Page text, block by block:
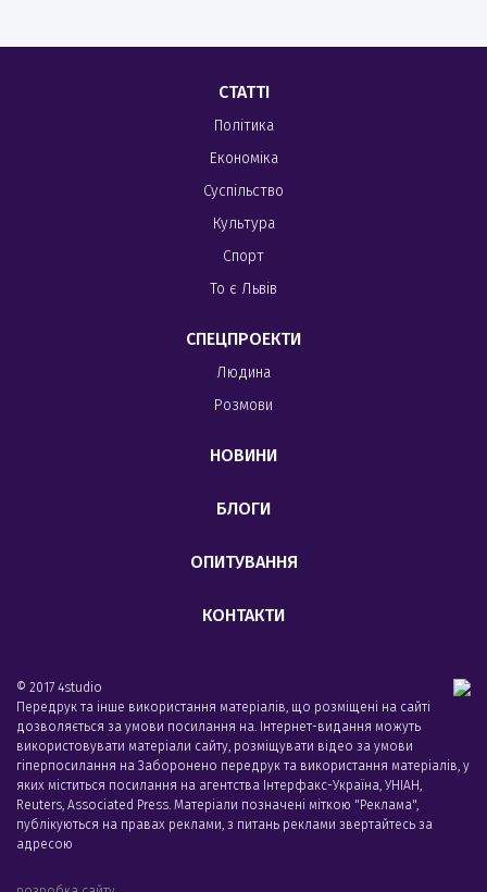
СТАТТІ
Політика
Економіка
Суспільство
Культура
Спорт
То є Львів
СПЕЦПРОЕКТИ
Людина
Розмови
НОВИНИ
БЛОГИ
ОПИТУВАННЯ
КОНТАКТИ
© 2017 4studio
Передрук та інше використання матеріалів, що розміщені на сайті
дозволяється за умови посилання на. Інтернет-видання можуть
використовувати матеріали сайту, розміщувати відео за умови
гіперпосилання на Заборонено передрук та використання матеріалів, у
яких міститься посилання на агентства Iнтерфакс-Україна, УНIАН,
Reuters, Associated Press. Матеріали позначені міткою "Реклама",
публікуються на правах реклами, з питань реклами звертайтесь за
адресою